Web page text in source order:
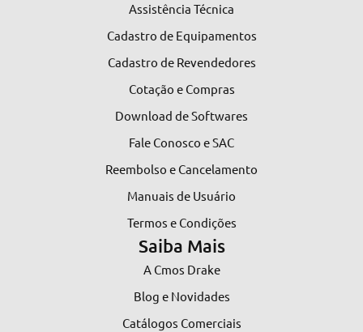
Assistência Técnica
Cadastro de Equipamentos
Cadastro de Revendedores
Cotação e Compras
Download de Softwares
Fale Conosco e SAC
Reembolso e Cancelamento
Manuais de Usuário
Termos e Condições
Saiba Mais
A Cmos Drake
Blog e Novidades
Catálogos Comerciais